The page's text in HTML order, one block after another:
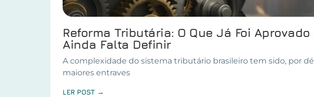
Reforma Tributária: O Que Já Foi Aprovado
Ainda Falta Definir
A complexidade do sistema tributário brasileiro tem sido, por
maiores entraves
LER POST →